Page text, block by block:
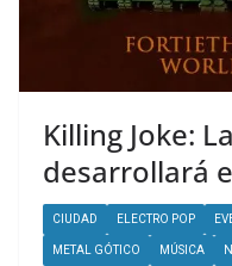
Killing Joke:
desarrollará
CIUDAD ELECTRO POP
METAL GÓTICO MÚSICA